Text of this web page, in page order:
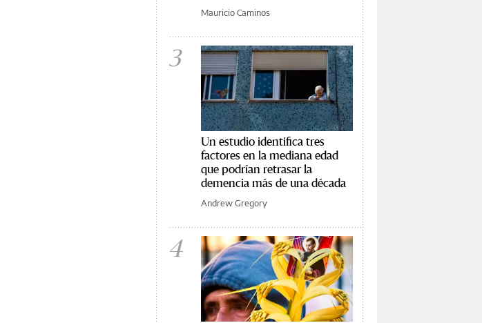
Mauricio Caminos
3
Un estudio identifica tres
factores en la mediana edad
que podrían retrasar la
demencia más de una década
Andrew Gregory
4